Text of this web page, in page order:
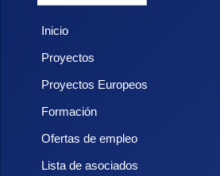
Inicio
Proyectos
Proyectos Europeos
Formación
Ofertas de empleo
Lista de asociados